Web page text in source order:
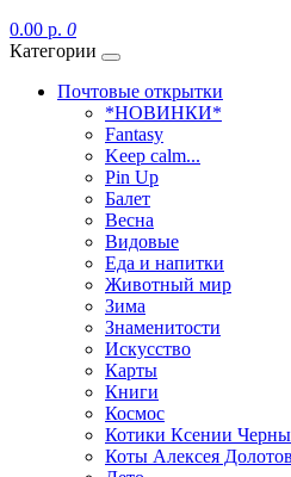
0.00 р. 0
Категории
Почтовые открытки
*НОВИНКИ*
Fantasy
Keep calm...
Pin Up
Балет
Весна
Видовые
Еда и напитки
Животный мир
Зима
Знаменитости
Искусство
Карты
Книги
Космос
Котики Ксении
Коты Алексея